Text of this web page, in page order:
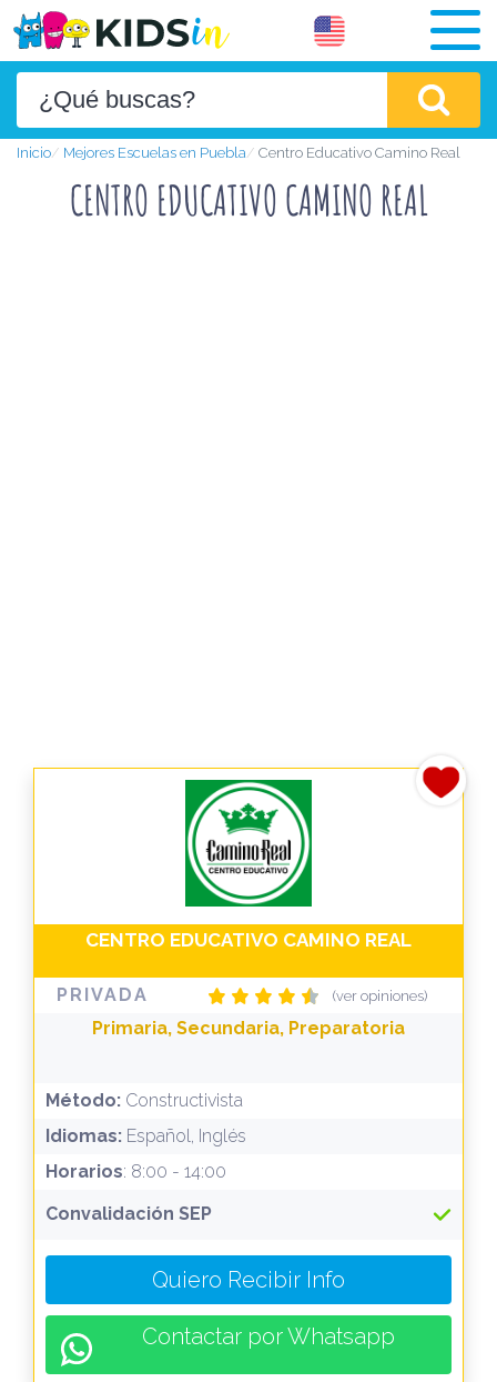
Inicio Mejores Escuelas en Puebla Centro Educativo Camino Real
CENTRO EDUCATIVO CAMINO REAL
CENTRO EDUCATIVO CAMINO REAL
PRIVADA (ver opiniones)
Primaria, Secundaria, Preparatoria
Método: Constructivista
Idiomas: Español, Inglés
Horarios: 8:00 - 14:00
Convalidación SEP
Quiero Recibir Info
Contactar por Whatsapp